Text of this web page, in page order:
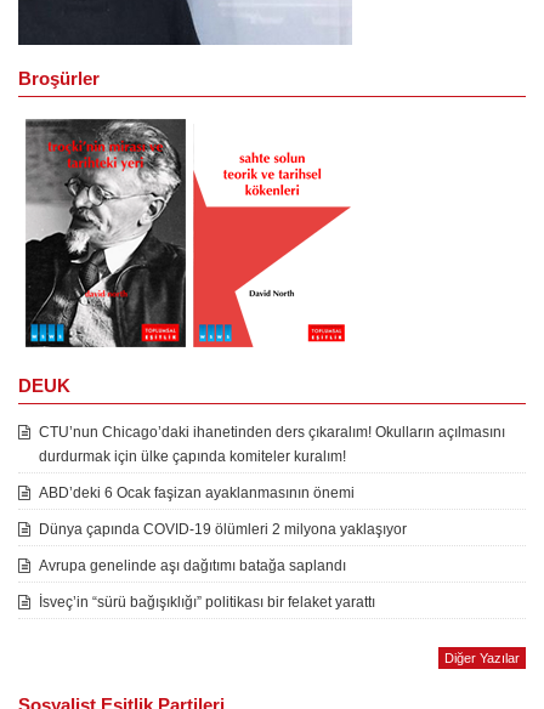
Broşürler
DEUK
CTU’nun Chicago’daki ihanetinden ders çıkaralım! Okulların açılmasını
durdurmak için ülke çapında komiteler kuralım!
ABD’deki 6 Ocak faşizan ayaklanmasının önemi
Dünya çapında COVID-19 ölümleri 2 milyona yaklaşıyor
Avrupa genelinde aşı dağıtımı batağa saplandı
İsveç’in “sürü bağışıklığı” politikası bir felaket yarattı
Diğer Yazılar